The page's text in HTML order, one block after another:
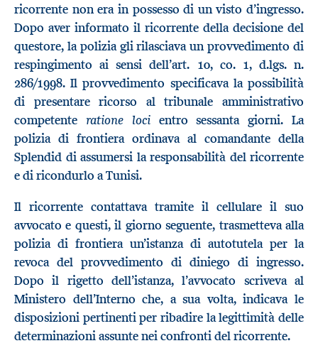
ricorrente non era in possesso di un visto d’ingresso.
Dopo aver informato il ricorrente della decisione del
questore, la polizia gli rilasciava un provvedimento di
respingimento ai sensi dell’art. 10, co. 1, d.lgs. n.
286/1998. Il provvedimento specificava la possibilità
di presentare ricorso al tribunale amministrativo
competente ratione locientro sessanta giorni. La
polizia di frontiera ordinava al comandante della
Splendid di assumersi la responsabilità del ricorrente
e di ricondurlo a Tunisi.
Il ricorrente contattava tramite il cellulare il suo
avvocato e questi, il giorno seguente, trasmetteva alla
polizia di frontiera un’istanza di autotutela per la
revoca del provvedimento di diniego di ingresso.
Dopo il rigetto dell’istanza, l’avvocato scriveva al
Ministero dell’Interno che, a sua volta, indicava le
disposizioni pertinenti per ribadire la legittimità delle
determinazioni assunte nei confronti del ricorrente.